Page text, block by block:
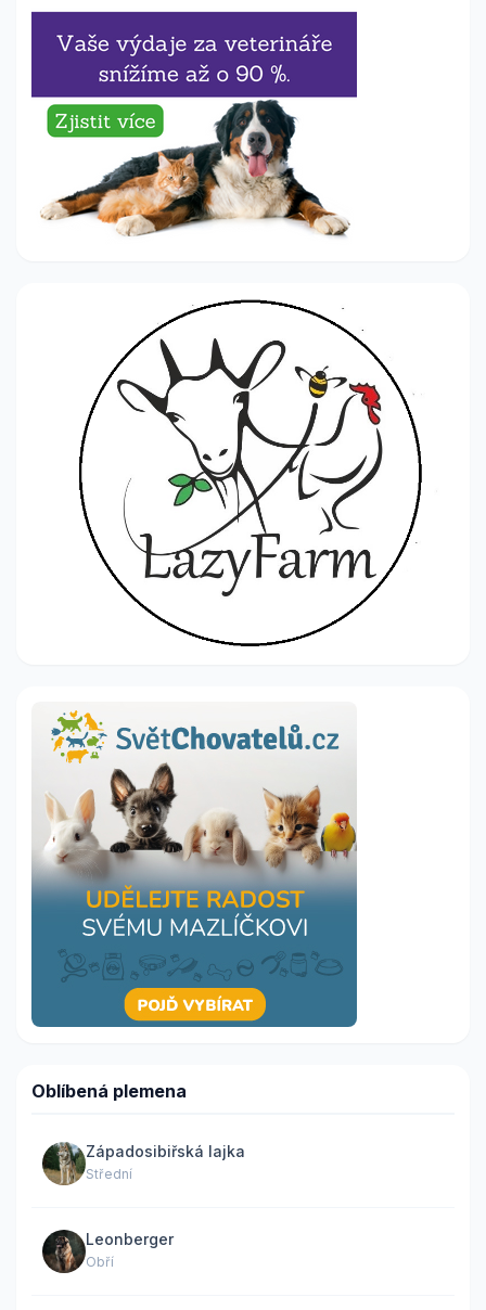
Oblíbená plemena
Západosibiřská lajka
Střední
Leonberger
Obří